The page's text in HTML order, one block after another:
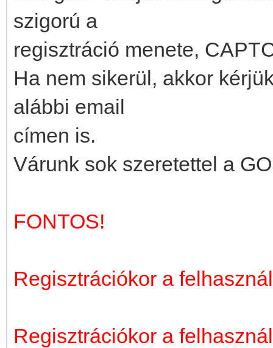
szigorú a
regisztráció menete,
Ha nem sikerül, akkor
alábbi email
címen is.
Várunk sok szeretettel a
FONTOS!
Regisztrációkor a
Regisztrációkor a